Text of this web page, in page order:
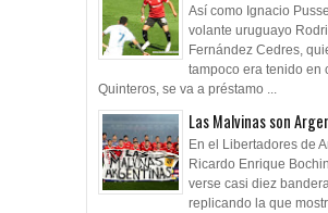
Así como Ignacio
volante uruguayo
Fernández Cedres,
tampoco era tenido en
Quinteros, se va a préstamo ...
Las Malvinas son
En el Libertadores de
Ricardo Enrique
verse casi diez
replicando la que